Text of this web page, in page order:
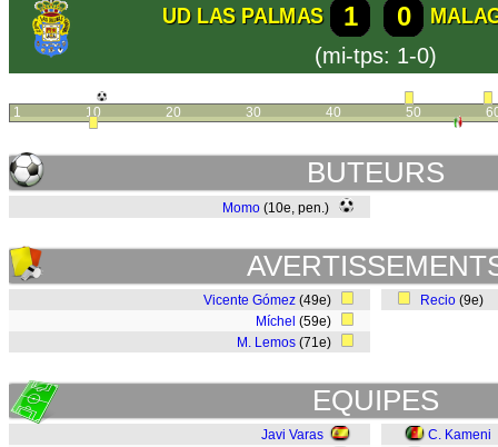
UD LAS PALMAS 1 0
(mi-tps: 1-0)
1 10 20 30 40 50
BUTEURS
Momo (10e, pen.)
Vicente Gómez (49e)
Míchel (59e)
M. Lemos (71e)
Recio (9e)
EQUIPES
Javi Varas
C. Kameni